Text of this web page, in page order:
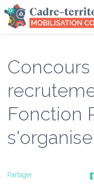
Concours
Fonction
s'organise
Partager